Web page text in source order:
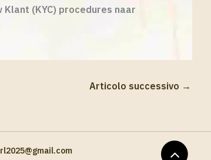
(KYC) procedures naar
Articolo successivo →